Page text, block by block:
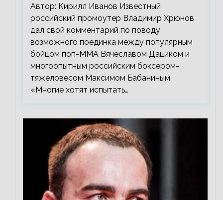
Автор: Кирилл Иванов Известный
российский промоутер Владимир Хрюнов
дал свой комментарий по поводу
возможного поединка между популярным
бойцом поп-ММА Вячеславом Дациком и
многоопытным российским боксером-
тяжеловесом Максимом Бабаниным.
«Многие хотят испытать…